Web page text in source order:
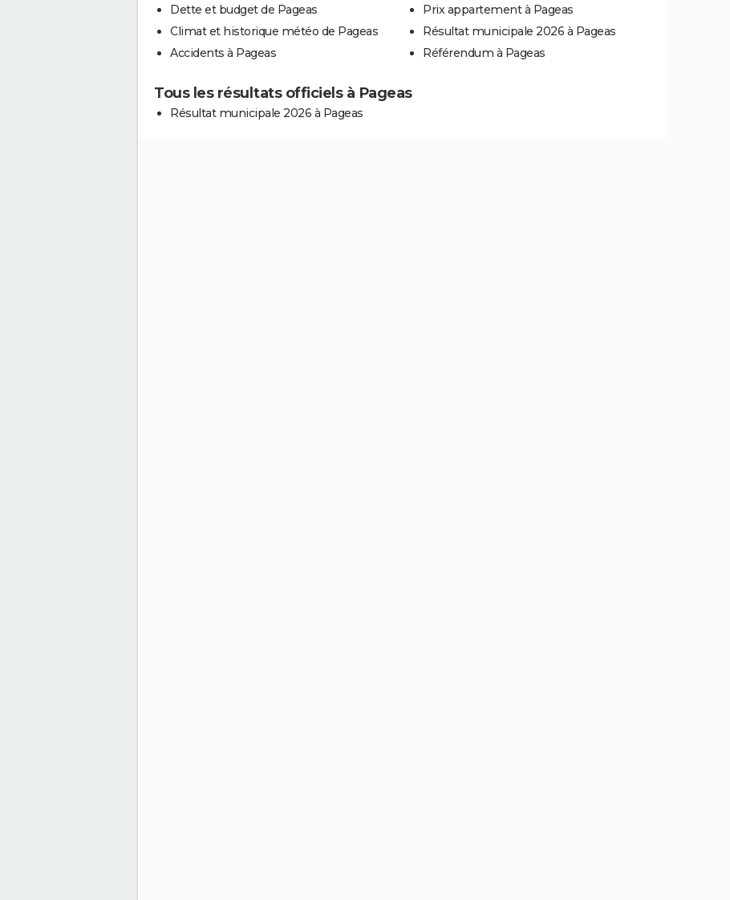
Dette et budget de Pageas
Climat et historique météo de Pageas
Accidents à Pageas
Prix appartement à Pageas
Résultat municipale 2026 à Pageas
Référendum à Pageas
Tous les résultats officiels à Pageas
Résultat municipale 2026 à Pageas